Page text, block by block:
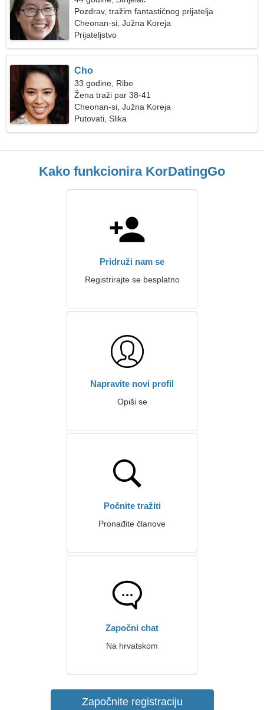
Pozdrav, tražim fantastičnog prijatelja
Cheonan-si, Južna Koreja
Prijateljstvo
Cho
33 godine, Ribe
Žena traži par 38-41
Cheonan-si, Južna Koreja
Putovati, Slika
Kako funkcionira KorDatingGo
Pridruži nam se
Registrirajte se besplatno
Napravite novi profil
Opiši se
Počnite tražiti
Pronađite članove
Započni chat
Na hrvatskom
Započnite registraciju